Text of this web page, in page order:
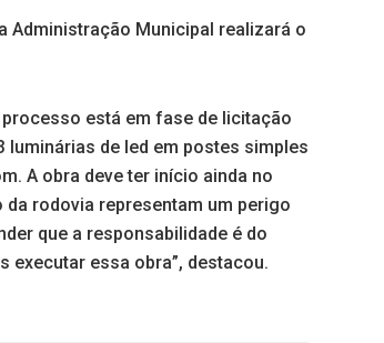
Administração Municipal realizará o
está em fase de licitação
luminárias de led em postes simples
A obra deve ter início ainda no
rodovia representam um perigo
que a responsabilidade é do
executar essa obra”, destacou.